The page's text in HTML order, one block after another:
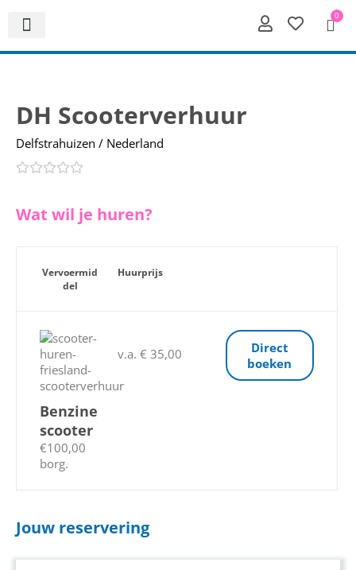
0
DH Scooterverhuur
Delfstrahuizen / Nederland
Wat wil je huren?
Vervoermid
del
Huurprijs
Benzine
scooter
€100,00
borg.
v.a. € 35,00
Direct
boeken
Jouw reservering